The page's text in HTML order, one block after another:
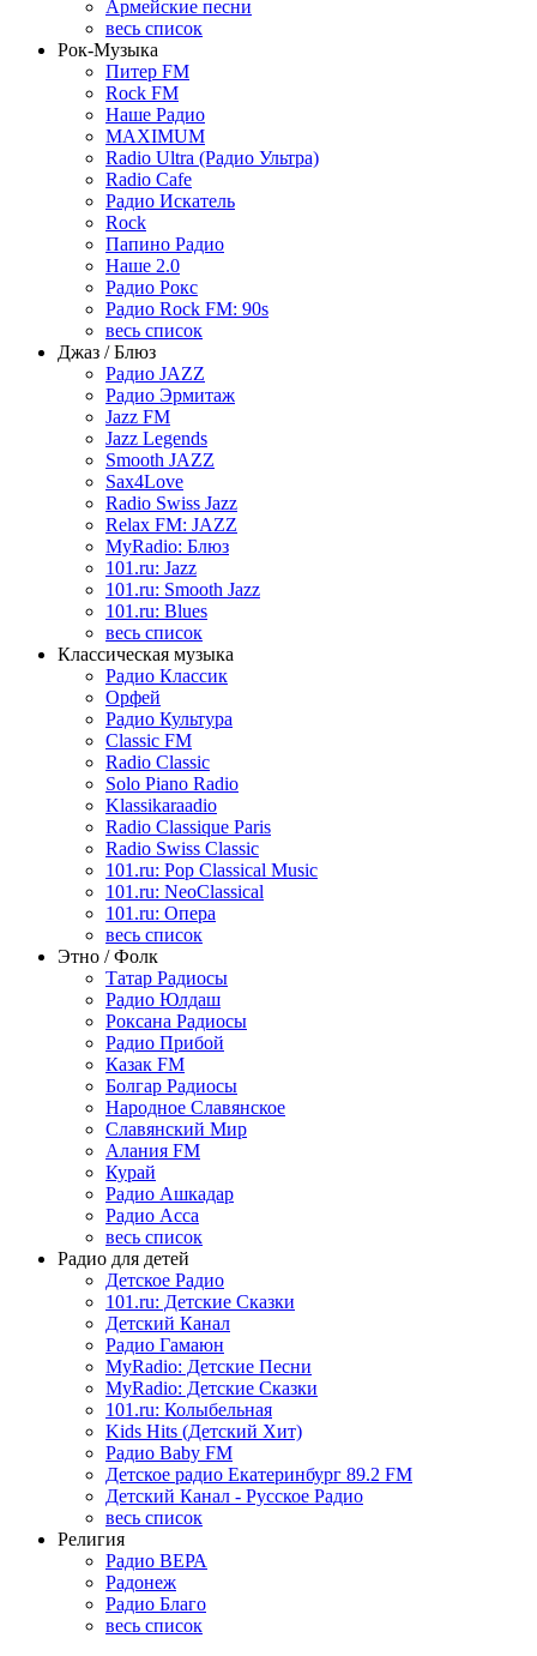
Армейские песни
весь список
Рок-Музыка
Питер FM
Rock FM
Наше Радио
MAXIMUM
Radio Ultra (Радио Ультра)
Radio Cafe
Радио Искатель
Rock
Папино Радио
Наше 2.0
Радио Рокс
Радио Rock FM: 90s
весь список
Джаз / Блюз
Радио JAZZ
Радио Эрмитаж
Jazz FM
Jazz Legends
Smooth JAZZ
Sax4Love
Radio Swiss Jazz
Relax FM: JAZZ
MyRadio: Блюз
101.ru: Jazz
101.ru: Smooth Jazz
101.ru: Blues
весь список
Классическая музыка
Радио Классик
Орфей
Радио Культура
Classic FM
Radio Classic
Solo Piano Radio
Klassikaraadio
Radio Classique Paris
Radio Swiss Classic
101.ru: Pop Classical Music
101.ru: NeoClassical
101.ru: Опера
весь список
Этно / Фолк
Татар Радиосы
Радио Юлдаш
Роксана Радиосы
Радио Прибой
Казак FM
Болгар Радиосы
Народное Славянское
Славянский Мир
Алания FM
Курай
Радио Ашкадар
Радио Асса
весь список
Радио для детей
Детское Радио
101.ru: Детские Сказки
Детский Канал
Радио Гамаюн
MyRadio: Детские Песни
MyRadio: Детские Сказки
101.ru: Колыбельная
Kids Hits (Детский Хит)
Радио Baby FM
Детское радио Екатеринбург 89.2 FM
Детский Канал - Русское Радио
весь список
Религия
Радио ВЕРА
Радонеж
Радио Благо
весь список